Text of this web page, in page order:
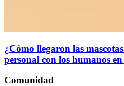
¿Cómo llegaron las
personal con los humanos
Comunidad